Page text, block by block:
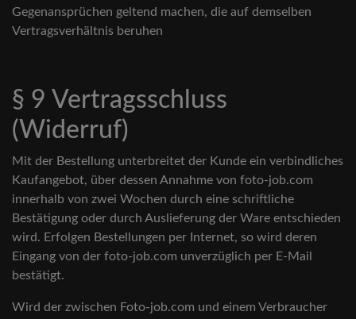
Gegenansprüchen geltend machen, die auf demselben
Vertragsverhältnis beruhen
§ 9 Vertragsschluss
(Widerruf)
Mit der Bestellung unterbreitet der Kunde ein verbindliches
Kaufangebot, über dessen Annahme von foto-job.com
innerhalb von zwei Wochen durch eine schriftliche
Bestätigung oder durch Auslieferung der Ware entschieden
wird. Erfolgen Bestellungen per Internet, so wird deren
Eingang von der foto-job.com unverzüglich per E-Mail
bestätigt.
Wird der zwischen Foto-job.com und einem Verbraucher